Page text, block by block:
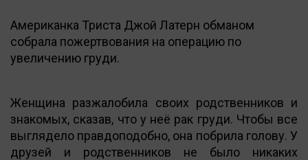
Американка Триста Джой Латерн обманом
собрала пожертвования на операцию по
увеличению груди.
Женщина разжалобила своих родственников и
знакомых, сказав, что у неё рак груди. Чтобы все
выглядело правдоподобно, она побрила голову. У
друзей и родственников не было никаких